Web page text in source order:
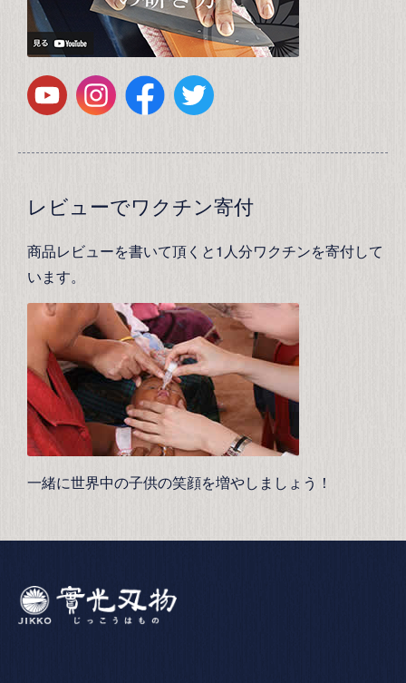
レビューでワクチン寄付
商品レビューを書いて頂くと1人分ワクチンを寄付して
います。
一緒に世界中の子供の笑顔を増やしましょう！